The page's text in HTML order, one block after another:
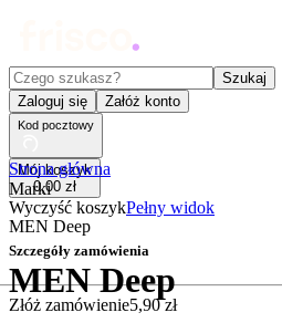
Czego szukasz?
Szukaj
Zaloguj się
Załóż konto
Kod pocztowy
Mój koszyk
0,00 zł
Wyczyść koszykPełny widok
Szczegóły zamówienia
Złóż zamówienie5,90 zł
Strona główna
Marki
MEN Deep
MEN Deep